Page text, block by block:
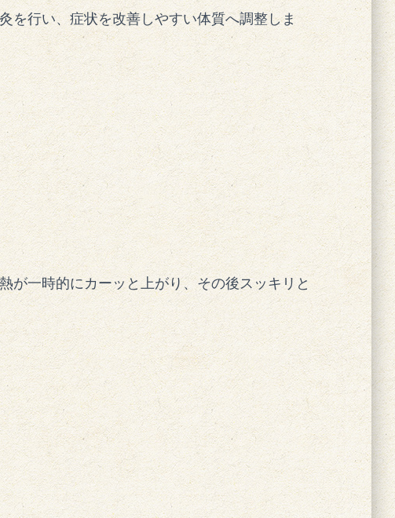
を行い、症状を改善しやすい体質へ調整しま
が一時的にカーッと上がり、その後スッキリと